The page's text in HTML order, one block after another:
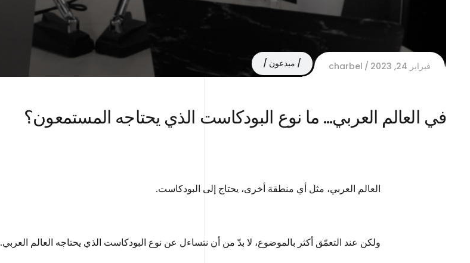
فبراير 24, 2023 charbel مبدعون
في العالم العربي… ما نوع البودكاست الذي يحتاجه المستمعون؟
العالم العربي، مثل أي منطقة أخرى، يحتاج إلى البودكاست.
ولكن عند التعمّق أكثر بالموضوع، لا بدّ من أن نتساءل عن نوع البودكاست الذي يحتاجه العالم العربي.